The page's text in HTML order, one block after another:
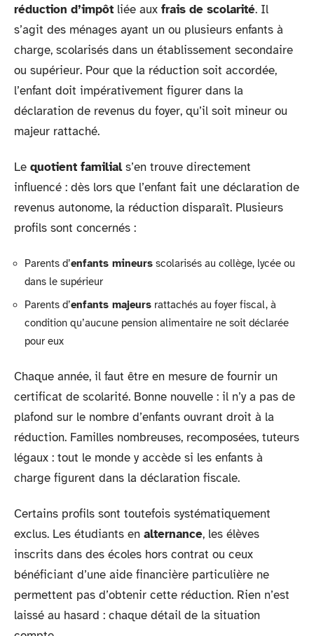
réduction d’impôt liée aux frais de scolarité. Il
s’agit des ménages ayant un ou plusieurs enfants à
charge, scolarisés dans un établissement secondaire
ou supérieur. Pour que la réduction soit accordée,
l’enfant doit impérativement figurer dans la
déclaration de revenus du foyer, qu’il soit mineur ou
majeur rattaché.
Le quotient familials’en trouve directement
influencé : dès lors que l’enfant fait une déclaration de
revenus autonome, la réduction disparaît. Plusieurs
profils sont concernés :
Parents d’enfants mineurs scolarisés au collège, lycée ou
dans le supérieur
Parents d’enfants majeurs rattachés au foyer fiscal, à
condition qu’aucune pension alimentaire ne soit déclarée
pour eux
Chaque année, il faut être en mesure de fournir un
certificat de scolarité. Bonne nouvelle : il n’y a pas de
plafond sur le nombre d’enfants ouvrant droit à la
réduction. Familles nombreuses, recomposées, tuteurs
légaux : tout le monde y accède si les enfants à
charge figurent dans la déclaration fiscale.
Certains profils sont toutefois systématiquement
exclus. Les étudiants en alternance, les élèves
inscrits dans des écoles hors contrat ou ceux
bénéficiant d’une aide financière particulière ne
permettent pas d’obtenir cette réduction. Rien n’est
laissé au hasard : chaque détail de la situation